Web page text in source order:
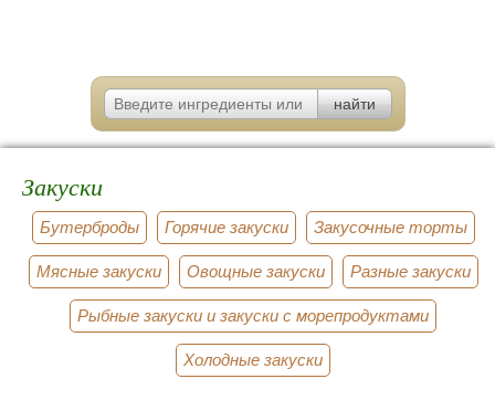
Закуски
Бутерброды Горячие закуски Закусочные торты
Мясные закуски Овощные закуски Разные закуски
Рыбные закуски и закуски с морепродуктами
Холодные закуски